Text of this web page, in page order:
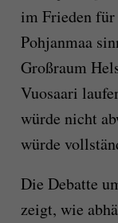
im Frieden
Pohjanmaa
Großraum
Vuosaari
würde nicht
würde
Die Debatte
zeigt, wie